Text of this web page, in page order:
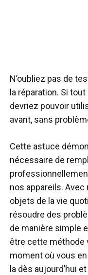
N’oubliez pas de
la réparation. Si
devriez pouvoir
avant, sans
Cette astuce
nécessaire de
nos appareils. Avec
objets de la vie
résoudre des
de manière simple
être cette méthode
moment où vous
la dès aujourd’hui